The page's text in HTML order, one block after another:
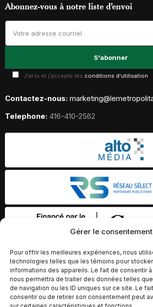
Gérer le consentement
Pour offrir les meilleures expériences, nous
technologies telles que les témoins pour
informations des appareils. Le fait de consentir
nous permettra de traiter des données telles
de navigation ou les ID uniques sur ce site. Le
consentir ou de retirer son consentement peut
Abonnez-vous à notre liste d’envoi
J'ai lu et j'accepte les conditions d'utilisation
Contactez-nous:
Telephone: 416-410-2562